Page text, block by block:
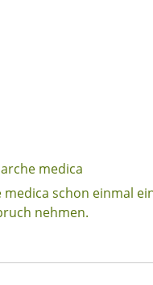
medica
schon einmal
nehmen.